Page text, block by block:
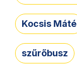
Kocsis Máté
szűrőbusz